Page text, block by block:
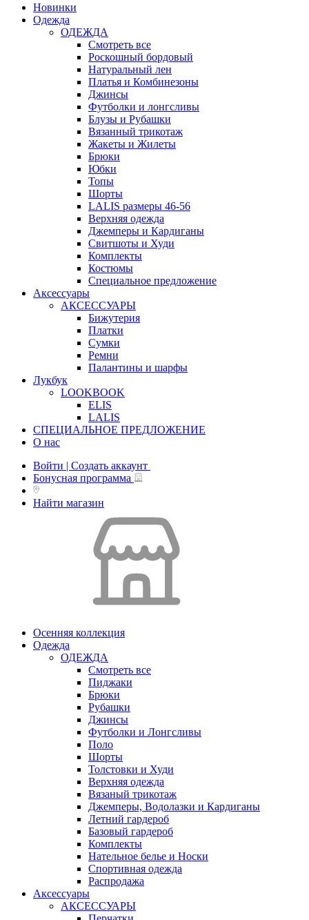
Новинки
Одежда
ОДЕЖДА
Смотреть все
Роскошный бордовый
Натуральный лен
Платья и Комбинезоны
Джинсы
Футболки и лонгсливы
Блузы и Рубашки
Вязанный трикотаж
Жакеты и Жилеты
Брюки
Юбки
Топы
Шорты
LALIS размеры 46-56
Верхняя одежда
Джемперы и Кардиганы
Свитшоты и Худи
Комплекты
Костюмы
Специальное предложение
Аксессуары
АКСЕССУАРЫ
Бижутерия
Платки
Сумки
Ремни
Палантины и шарфы
Лукбук
LOOKBOOK
ELIS
LALIS
СПЕЦИАЛЬНОЕ ПРЕДЛОЖЕНИЕ
О нас
Войти | Создать аккаунт
Бонусная программа
Найти магазин
Осенняя коллекция
Одежда
ОДЕЖДА
Смотреть все
Пиджаки
Брюки
Рубашки
Джинсы
Футболки и Лонгсливы
Поло
Шорты
Толстовки и Худи
Верхняя одежда
Вязаный трикотаж
Джемперы, Водолазки и Кардиганы
Летний гардероб
Базовый гардероб
Комплекты
Нательное белье и Носки
Спортивная одежда
Распродажа
Аксессуары
АКСЕССУАРЫ